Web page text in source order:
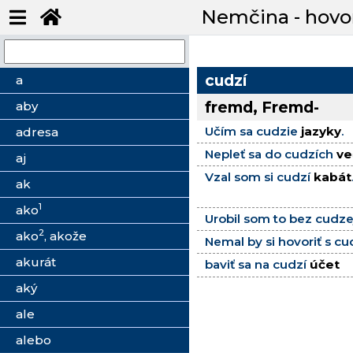
Nemčina -
a
aby
adresa
aj
ak
ako1
ako2, akože
akurát
aký
ale
alebo
cudzí
fremd, Fremd-
Učím sa cudzie jazyky.
Nepleť sa do cudzích
Vzal som si cudzí kabát.
Urobil som to bez
Nemal by si hovoriť s
baviť sa na cudzí účet